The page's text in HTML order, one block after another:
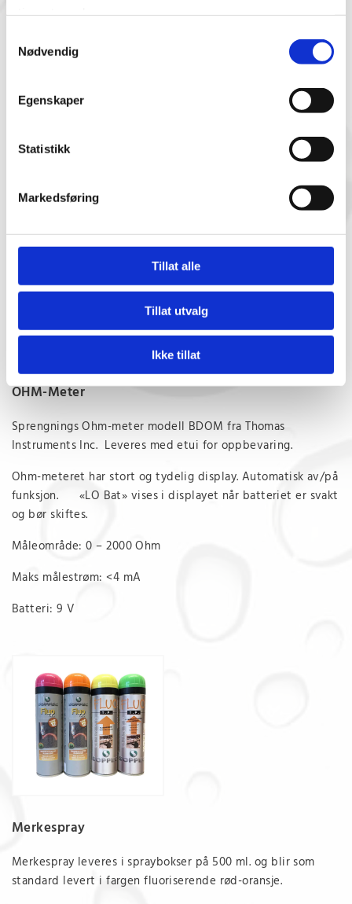
Nødvendig
Egenskaper
Statistikk
Markedsføring
Tillat alle
Tillat utvalg
Ikke tillat
Koniske borhullsplugger Traktformede borhullsplugger
OHM-Meter
Sprengnings Ohm-meter modell BDOM fra Thomas
Instruments Inc. Leveres med etui for oppbevaring.
Ohm-meteret har stort og tydelig display. Automatisk av/på
funksjon. «LO Bat» vises i displayet når batteriet er svakt
og bør skiftes.
Måleområde: 0 – 2000 Ohm
Maks målestrøm: <4 mA
Batteri: 9 V
Merkespray
Merkespray leveres i spraybokser på 500 ml. og blir som
standard levert i fargen fluoriserende rød-oransje.